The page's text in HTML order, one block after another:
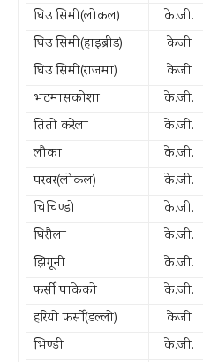
घिउ सिमी(लोकल)
के.जी.
घिउ सिमी(हाइब्रीड)
केजी
घिउ सिमी(राजमा)
केजी
भटमासकोशा
के.जी.
तितो करेला
के.जी.
लौका
के.जी.
परवर(लोकल)
के.जी.
चिचिण्डो
के.जी.
घिरौला
के.जी.
झिगूनी
के.जी.
फर्सी पाकेको
के.जी.
हरियो फर्सी(डल्लो)
केजी
भिण्डी
के.जी.